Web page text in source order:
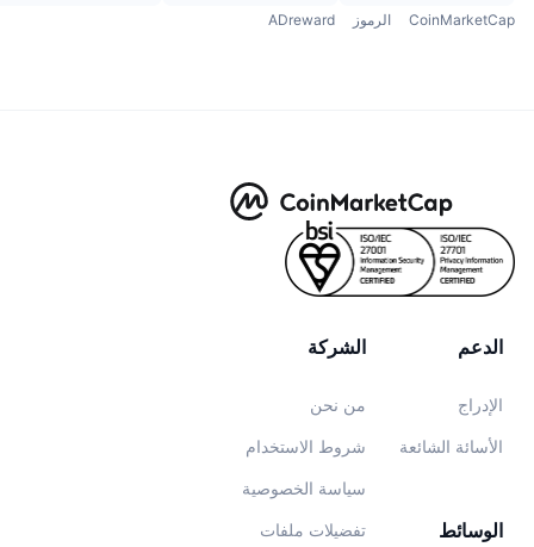
CoinMarketCap الرموز ADreward
الشركة
من نحن
شروط الاستخدام
سياسة الخصوصية
تفضيلات ملفات
الدعم
الإدراج
الأسائة الشائعة
الوسائط